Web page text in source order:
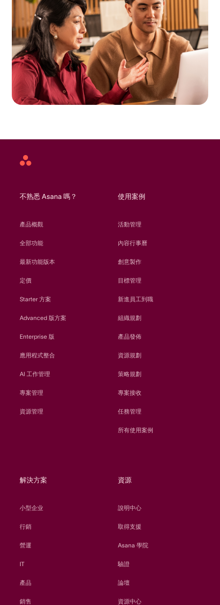
Asana
不熟悉 Asana 嗎？
產品概觀
全部功能
最新功能版本
定價
Starter 方案
Advanced 版方案
Enterprise 版
應用程式整合
AI 工作管理
專案管理
資源管理
使用案例
活動管理
內容行事曆
創意製作
目標管理
新進員工到職
組織規劃
產品發佈
資源規劃
策略規劃
專案接收
任務管理
所有使用案例
解決方案
小型企业
行銷
營運
IT
產品
銷售
資源
說明中心
取得支援
Asana 學院
驗證
論壇
資源中心